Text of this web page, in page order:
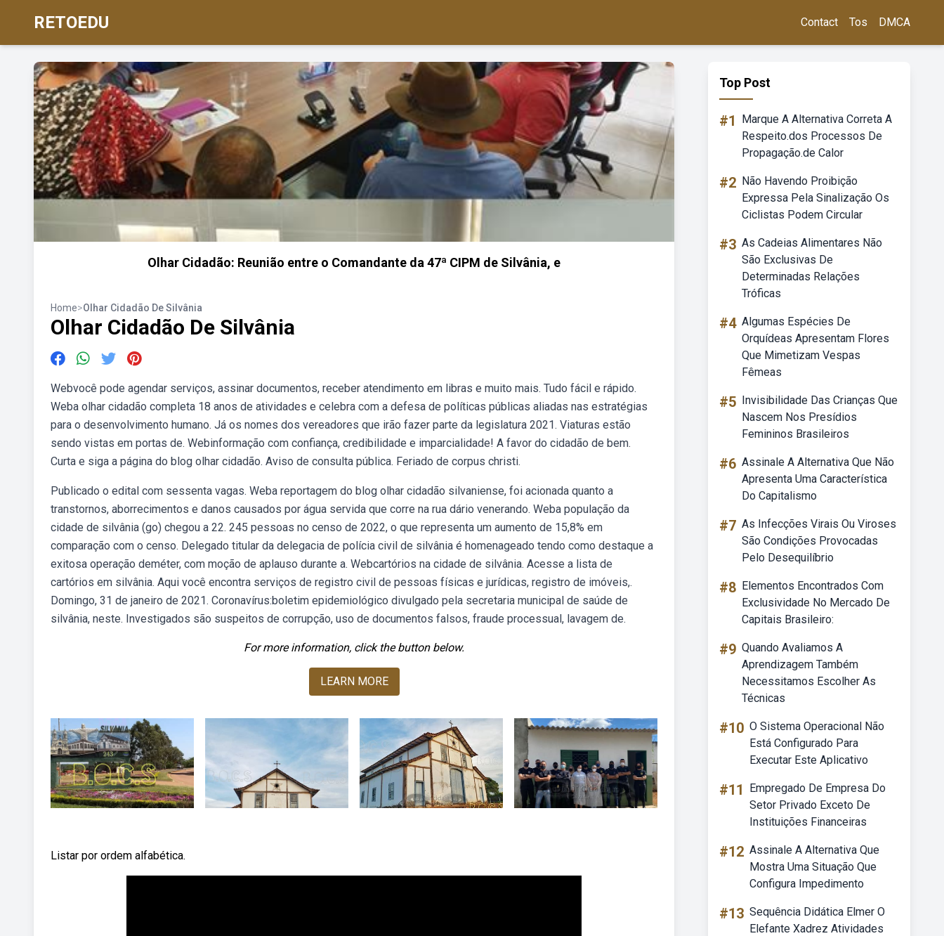
RETOEDU Contact Tos DMCA
Olhar Cidadão: Reunião entre o Comandante da 47ª CIPM de Silvânia, e
Home>Olhar Cidadão De Silvânia
Olhar Cidadão De Silvânia
Webvocê pode agendar serviços, assinar documentos, receber atendimento em libras e muito mais. Tudo fácil e rápido.
Weba olhar cidadão completa 18 anos de atividades e celebra com a defesa de políticas públicas aliadas nas estratégias
para o desenvolvimento humano. Já os nomes dos vereadores que irão fazer parte da legislatura 2021. Viaturas estão
sendo vistas em portas de. Webinformação com confiança, credibilidade e imparcialidade! A favor do cidadão de bem.
Curta e siga a página do blog olhar cidadão. Aviso de consulta pública. Feriado de corpus christi.
Publicado o edital com sessenta vagas. Weba reportagem do blog olhar cidadão silvaniense, foi acionada quanto a
transtornos, aborrecimentos e danos causados por água servida que corre na rua dário venerando. Weba população da
cidade de silvânia (go) chegou a 22. 245 pessoas no censo de 2022, o que representa um aumento de 15,8% em
comparação com o censo. Delegado titular da delegacia de polícia civil de silvânia é homenageado tendo como destaque a
exitosa operação deméter, com moção de aplauso durante a. Webcartórios na cidade de silvânia. Acesse a lista de
cartórios em silvânia. Aqui você encontra serviços de registro civil de pessoas físicas e jurídicas, registro de imóveis,.
Domingo, 31 de janeiro de 2021. Coronavírus:boletim epidemiológico divulgado pela secretaria municipal de saúde de
silvânia, neste. Investigados são suspeitos de corrupção, uso de documentos falsos, fraude processual, lavagem de.
For more information, click the button below.
LEARN MORE
Listar por ordem alfabética.
Top Post
#1
Marque A Alternativa Correta A
Respeito.dos Processos De
Propagação.de Calor
#2 Não Havendo Proibição
Expressa Pela Sinalização Os
Ciclistas Podem Circular
#3 As Cadeias Alimentares Não
São Exclusivas De
Determinadas Relações
Tróficas
#4 Algumas Espécies De
Orquídeas Apresentam Flores
Que Mimetizam Vespas
Fêmeas
#5 Invisibilidade Das Crianças Que
Nascem Nos Presídios
Femininos Brasileiros
#6 Assinale A Alternativa Que Não
Apresenta Uma Característica
Do Capitalismo
#7 As Infecções Virais Ou Viroses
São Condições Provocadas
Pelo Desequilíbrio
#8 Elementos Encontrados Com
Exclusividade No Mercado De
Capitais Brasileiro:
#9 Quando Avaliamos A
Aprendizagem Também
Necessitamos Escolher As
Técnicas
#10 O Sistema Operacional Não
Está Configurado Para
Executar Este Aplicativo
#11
Empregado De Empresa Do
Setor Privado Exceto De
Instituições Financeiras
#12 Assinale A Alternativa Que
Mostra Uma Situação Que
Configura Impedimento
#13 Sequência Didática Elmer O
Elefante Xadrez Atividades